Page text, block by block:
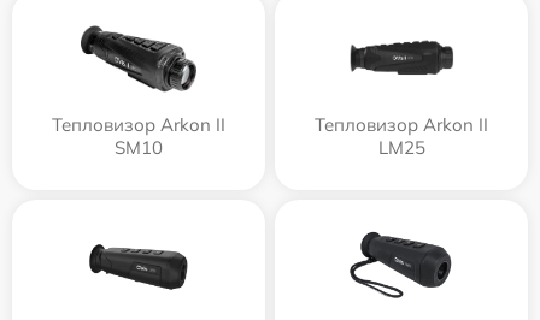
Тепловизор Arkon II
SM10
Тепловизор Arkon II
LM25